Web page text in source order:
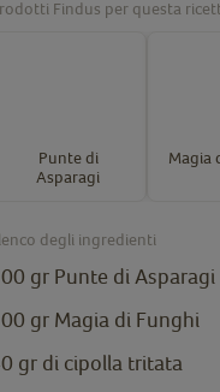
Findus per questa
Punte di
Asparagi
Magia
degli ingredienti
gr Punte di Asparagi
gr Magia di Funghi
gr di cipolla tritata